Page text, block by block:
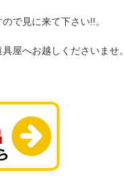
で見に来て下さい!!。
屋へお越しくださいませ。